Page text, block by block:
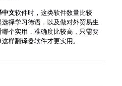
中文软件时，这类软件数量比较
择学习德语，以及做对外贸易生
个实用，准确度比较高，只需要
样翻译器软件才更实用。